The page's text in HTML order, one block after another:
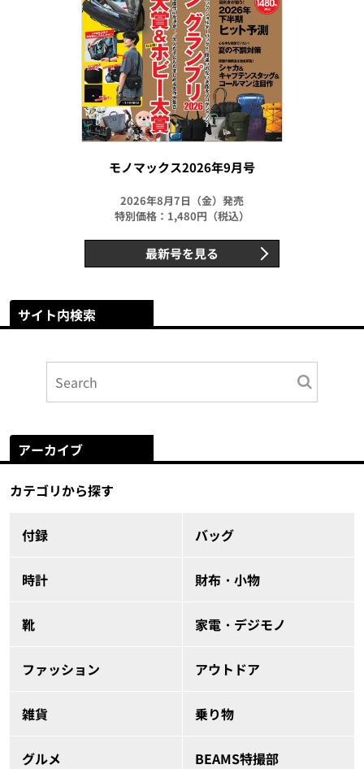
モノマックス2026年9月号
2026年8月7日（金）発売
特別価格：1,480円（税込）
最新号を見る
サイト内検索
アーカイブ
カテゴリから探す
付録 バッグ
時計 財布・小物
靴 家電・デジモノ
ファッション アウトドア
雑貨 乗り物
グルメ BEAMS特撮部